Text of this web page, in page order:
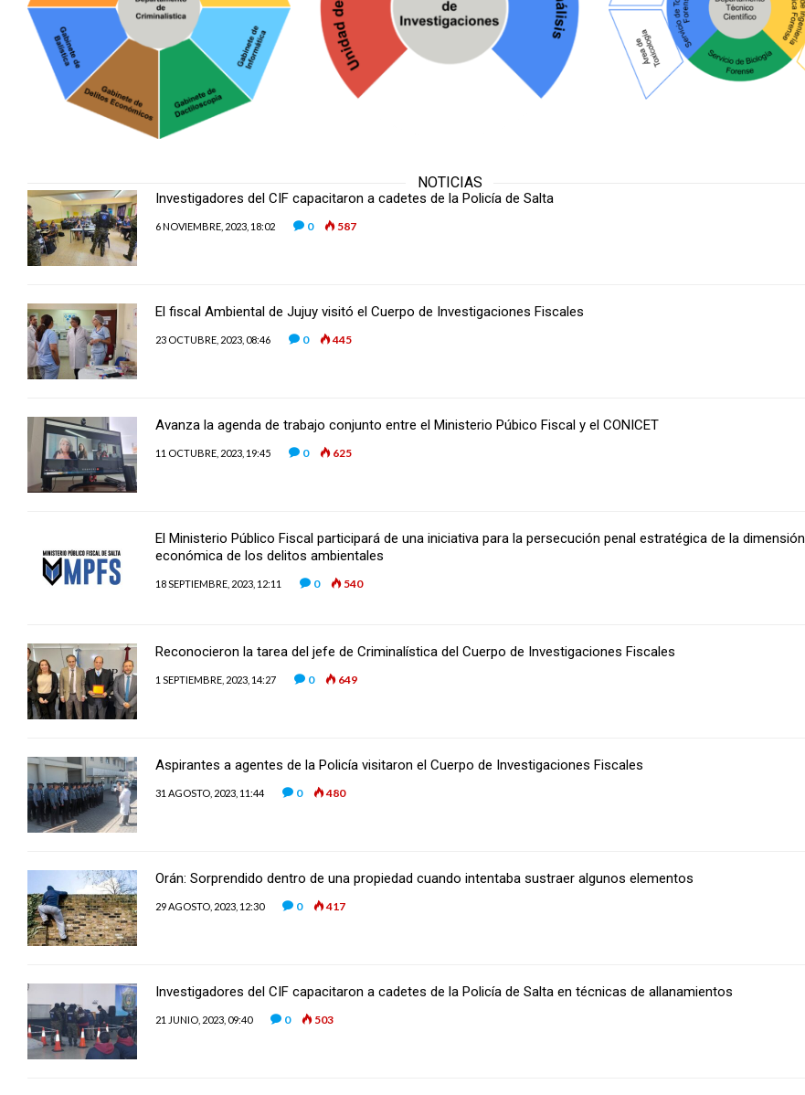
NOTICIAS
Investigadores del CIF capacitaron a cadetes de la Policía de Salta
6 NOVIEMBRE, 2023, 18:02 0 587
El fiscal Ambiental de Jujuy visitó el Cuerpo de Investigaciones Fiscales
23 OCTUBRE, 2023, 08:46 0 445
Avanza la agenda de trabajo conjunto entre el Ministerio Púbico Fiscal y el CONICET
11 OCTUBRE, 2023, 19:45 0 625
El Ministerio Público Fiscal participará de una iniciativa para la persecución penal estratégica de la dimensión
económica de los delitos ambientales
18 SEPTIEMBRE, 2023, 12:11 0 540
Reconocieron la tarea del jefe de Criminalística del Cuerpo de Investigaciones Fiscales
1 SEPTIEMBRE, 2023, 14:27 0 649
Aspirantes a agentes de la Policía visitaron el Cuerpo de Investigaciones Fiscales
31 AGOSTO, 2023, 11:44 0 480
Orán: Sorprendido dentro de una propiedad cuando intentaba sustraer algunos elementos
29 AGOSTO, 2023, 12:30 0 417
Investigadores del CIF capacitaron a cadetes de la Policía de Salta en técnicas de allanamientos
21 JUNIO, 2023, 09:40 0 503